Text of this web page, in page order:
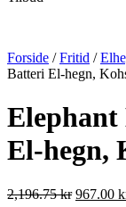
Forside /Fritid /
Batteri El-hegn,
El-hegn,
2,196.75kr 967.00